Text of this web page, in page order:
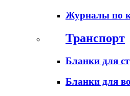
Журналы по
Транспорт
Бланки для
Бланки для